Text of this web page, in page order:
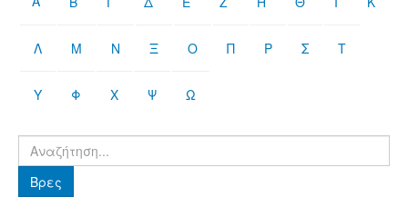
Λ Μ Ν Ξ Ο Π Ρ Σ Τ
Υ Φ Χ Ψ Ω
Βρες
Βρες